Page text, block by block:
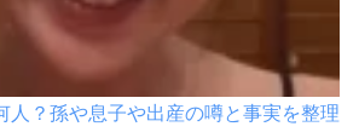
人？孫や息子や出産の噂と事実を整理